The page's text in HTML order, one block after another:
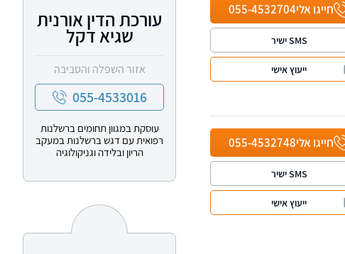
חייגו אלי055-4532704
SMS ישיר
ייעוץ אישי
חייגו אלי055-4532748
SMS ישיר
ייעוץ אישי
עורכת הדין אורנית
שגיא דקל
אזור השפלה והסביבה
055-4533016
עוסקת במגוון תחומים ברשלנות
רפואית עם דגש ברשלנות במעקב
הריון ובלידה וגניקולוגיה